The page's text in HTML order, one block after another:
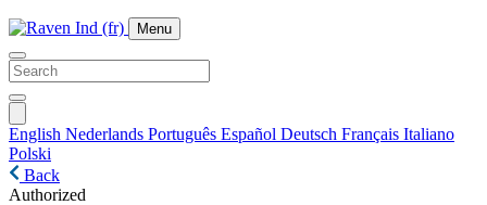
Menu
English Nederlands Português Español Deutsch Français Italiano
Polski
Back
Authorized